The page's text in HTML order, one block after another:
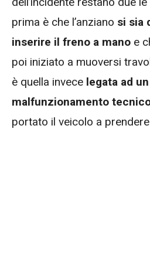
prima è che l’anziano si sia
inserire il freno a mano e
poi iniziato a muoversi
è quella invece legata ad
malfunzionamento
portato il veicolo a